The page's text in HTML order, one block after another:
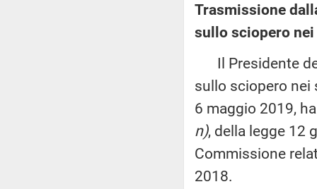
Trasmissione
sullo sciopero
Il Presidente
sullo sciopero nei
6 maggio 2019,
n), della legge 12
Commissione
2018.